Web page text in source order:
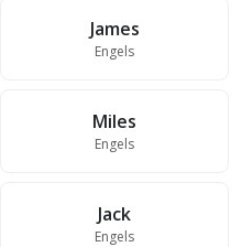
James
Engels
Miles
Engels
Jack
Engels